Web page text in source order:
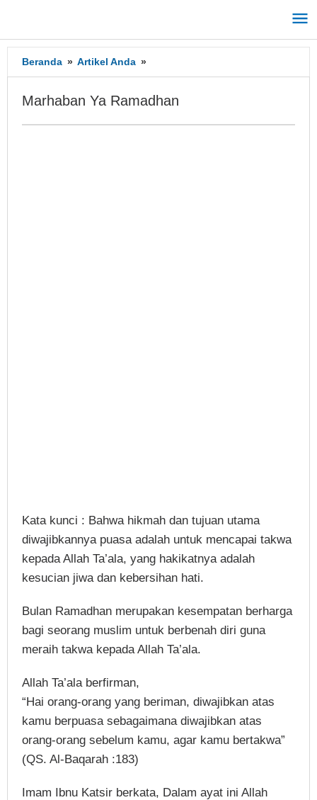
konten
Beranda » Artikel Anda »
Ya
Marhaban Ya Ramadhan
Kata kunci : Bahwa hikmah dan tujuan utama
diwajibkannya puasa adalah untuk mencapai takwa
kepada Allah Ta’ala, yang hakikatnya adalah
kesucian jiwa dan kebersihan hati.
Bulan Ramadhan merupakan kesempatan berharga
bagi seorang muslim untuk berbenah diri guna
meraih takwa kepada Allah Ta’ala.
Allah Ta’ala berfirman,
“Hai orang-orang yang beriman, diwajibkan atas
kamu berpuasa sebagaimana diwajibkan atas
orang-orang sebelum kamu, agar kamu bertakwa”
(QS. Al-Baqarah :183)
Imam Ibnu Katsir berkata, Dalam ayat ini Allah